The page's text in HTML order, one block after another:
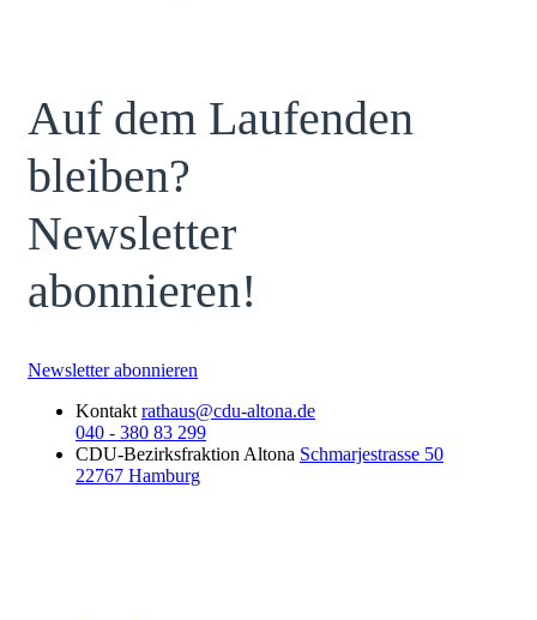
Auf dem Laufenden
bleiben?
Newsletter
abonnieren!
Newsletter abonnieren
Kontakt rathaus@cdu-altona.de
040 - 380 83 299
CDU-Bezirksfraktion Altona Schmarjestrasse 50
22767 Hamburg